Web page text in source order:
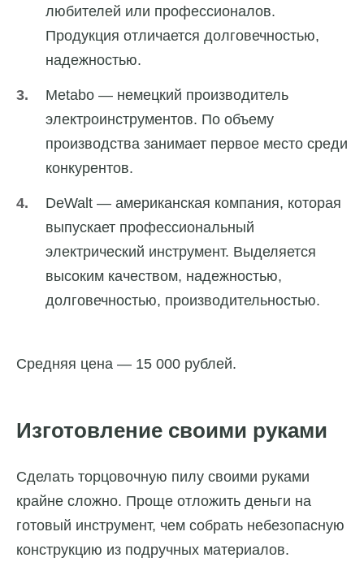
любителей или профессионалов.
Продукция отличается долговечностью,
надежностью.
Metabo — немецкий производитель
электроинструментов. По объему
производства занимает первое место среди
конкурентов.
DeWalt — американская компания, которая
выпускает профессиональный
электрический инструмент. Выделяется
высоким качеством, надежностью,
долговечностью, производительностью.
Средняя цена — 15 000 рублей.
Изготовление своими руками
Сделать торцовочную пилу своими руками
крайне сложно. Проще отложить деньги на
готовый инструмент, чем собрать небезопасную
конструкцию из подручных материалов.